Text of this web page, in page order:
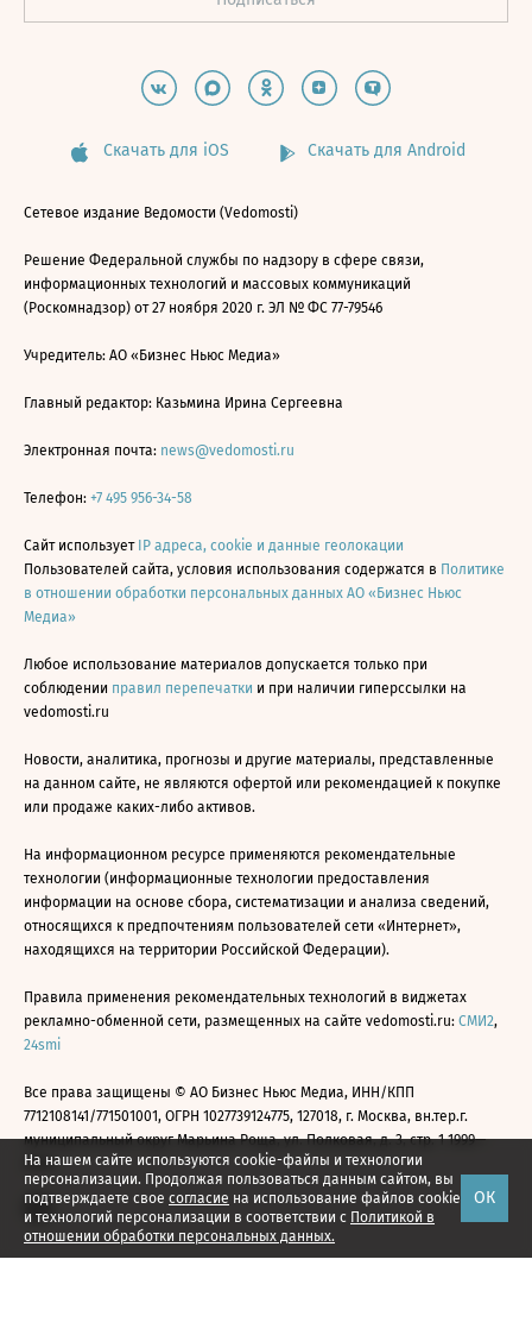
На нашем сайте используются cookie-файлы и технологии
персонализации. Продолжая пользоваться данным сайтом, вы
подтверждаете свое согласие на использование файлов cookie
и технологий персонализации в соответствии с Политикой в
отношении обработки персональных данных.
ОК
Скачать для iOS Скачать для Android
Сетевое издание Ведомости (Vedomosti)
Решение Федеральной службы по надзору в сфере связи,
информационных технологий и массовых коммуникаций
(Роскомнадзор) от 27 ноября 2020 г. ЭЛ № ФС 77-79546
Учредитель: АО «Бизнес Ньюс Медиа»
Главный редактор: Казьмина Ирина Сергеевна
Электронная почта: news@vedomosti.ru
Телефон: +7 495 956-34-58
Сайт использует IP адреса, cookie и данные геолокации
Пользователей сайта, условия использования содержатся в Политике
в отношении обработки персональных данных АО «Бизнес Ньюс
Медиа»
Любое использование материалов допускается только при
соблюдении правил перепечатки и при наличии гиперссылки на
vedomosti.ru
Новости, аналитика, прогнозы и другие материалы, представленные
на данном сайте, не являются офертой или рекомендацией к покупке
или продаже каких-либо активов.
На информационном ресурсе применяются рекомендательные
технологии (информационные технологии предоставления
информации на основе сбора, систематизации и анализа сведений,
относящихся к предпочтениям пользователей сети «Интернет»,
находящихся на территории Российской Федерации).
Правила применения рекомендательных технологий в виджетах
рекламно-обменной сети, размещенных на сайте vedomosti.ru: СМИ2,
24smi
Все права защищены © АО Бизнес Ньюс Медиа, ИНН/КПП
7712108141/771501001, ОГРН 1027739124775, 127018, г. Москва, вн.тер.г.
муниципальный округ Марьина Роща, ул. Полковая, д. 3, стр. 1 1999—
2026